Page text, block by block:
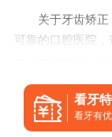
关于牙齿矫正
可靠的口腔医院
靠是一方面外，
在收费价格方面
进行收费，每一
可以清楚明白的
看牙
看牙有